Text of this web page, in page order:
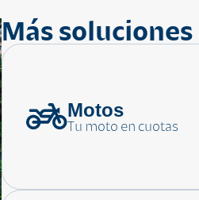
Más
Motos
Tu moto en cuotas